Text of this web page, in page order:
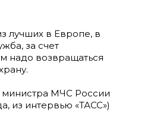
лучших в Европе, в
за счет
надо возвращаться
министра МЧС России
из интервью «ТАСС»)